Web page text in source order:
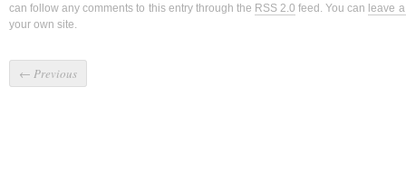
can follow any comments to this entry through the RSS 2.0 feed. You can leave
your own site.
← Previous